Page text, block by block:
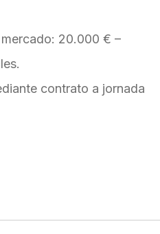
20.000 € –
contrato a jornada